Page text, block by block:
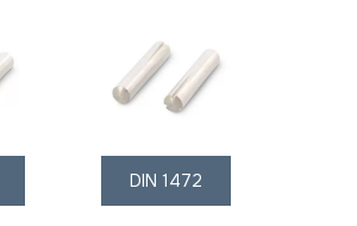
DIN 1472